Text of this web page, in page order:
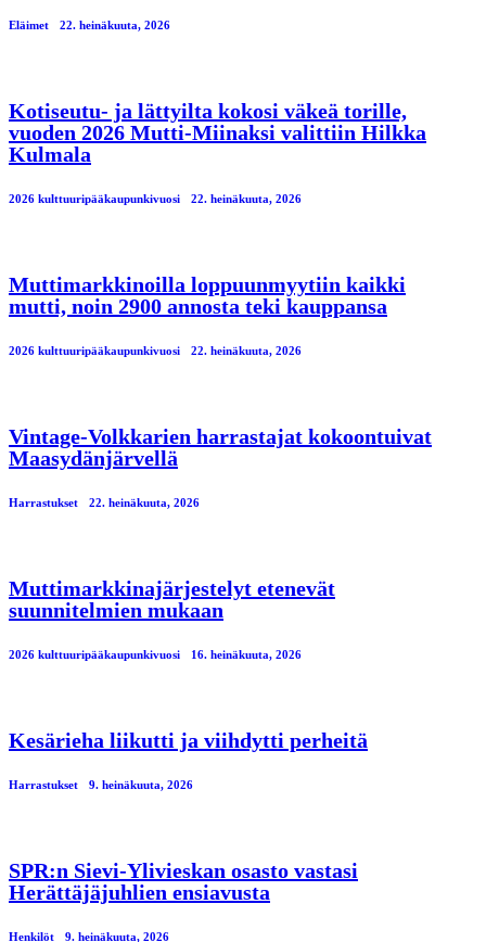
Eläimet 22. heinäkuuta, 2026
Kotiseutu- ja lättyilta kokosi väkeä torille,
vuoden 2026 Mutti-Miinaksi valittiin Hilkka
Kulmala
2026 kulttuuripääkaupunkivuosi 22. heinäkuuta, 2026
Muttimarkkinoilla loppuunmyytiin kaikki
mutti, noin 2900 annosta teki kauppansa
2026 kulttuuripääkaupunkivuosi 22. heinäkuuta, 2026
Vintage-Volkkarien harrastajat kokoontuivat
Maasydänjärvellä
Harrastukset 22. heinäkuuta, 2026
Muttimarkkinajärjestelyt etenevät
suunnitelmien mukaan
2026 kulttuuripääkaupunkivuosi 16. heinäkuuta, 2026
Kesärieha liikutti ja viihdytti perheitä
Harrastukset 9. heinäkuuta, 2026
SPR:n Sievi-Ylivieskan osasto vastasi
Herättäjäjuhlien ensiavusta
Henkilöt 9. heinäkuuta, 2026